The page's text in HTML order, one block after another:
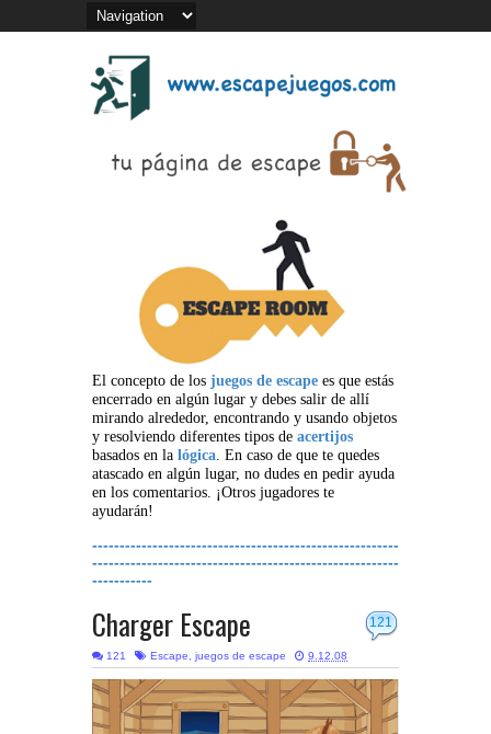
El concepto de los juegos de escape es que estás
encerrado en algún lugar y debes salir de allí
mirando alrededor, encontrando y usando objetos
y resolviendo diferentes tipos de acertijos
basados en la lógica. En caso de que te quedes
atascado en algún lugar, no dudes en pedir ayuda
en los comentarios. ¡Otros jugadores te
ayudarán!
--------------------------------------------------------
--------------------------------------------------------
-----------
121
Charger Escape
121 Escape, juegos de escape 9.12.08